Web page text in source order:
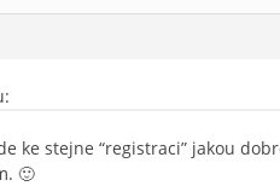
ke stejne “registraci” jakou
🙂